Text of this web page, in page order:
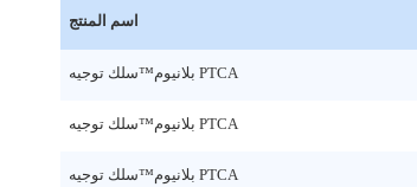
اسم المنتج
بلانيوم™سلك توجيه PTCA
بلانيوم™سلك توجيه PTCA
بلانيوم™سلك توجيه PTCA